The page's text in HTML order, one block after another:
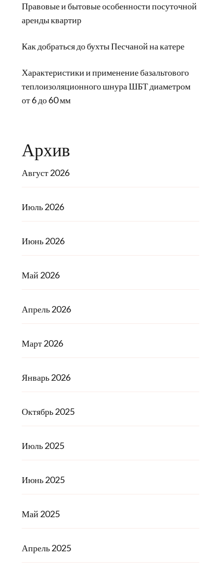
Правовые и бытовые особенности посуточной
аренды квартир
Как добраться до бухты Песчаной на катере
Характеристики и применение базальтового
теплоизоляционного шнура ШБТ диаметром
от 6 до 60 мм
Архив
Август 2026
Июль 2026
Июнь 2026
Май 2026
Апрель 2026
Март 2026
Январь 2026
Октябрь 2025
Июль 2025
Июнь 2025
Май 2025
Апрель 2025